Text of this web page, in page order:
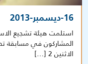
16-ديسمبر-2013
استلمت هيئة تشجيع
المشاركون في مسابقة
الاثنين 2 […]